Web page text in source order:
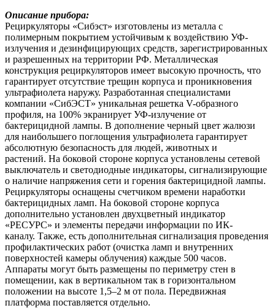
Описание прибора:
Рециркуляторы «Сибэст» изготовлены из металла с
полимерным покрытием устойчивым к воздействию УФ-
излучения и дезинфицирующих средств, зарегистрированных
и разрешенных на территории РФ. Металлическая
конструкция рециркуляторов имеет высокую прочность, что
гарантирует отсутствие трещин корпуса и проникновения
ультрафиолета наружу. Разработанная специалистами
компании «СибЭСТ» уникальная решетка V-образного
профиля, на 100% экранирует УФ-излучение от
бактерицидной лампы. В дополнение черный цвет жалюзи
для наибольшего поглощения ультрафиолета гарантирует
абсолютную безопасность для людей, животных и
растений. На боковой стороне корпуса установлены сетевой
выключатель и светодиодные индикаторы, сигнализирующие
о наличие напряжения сети и горения бактерицидной лампы.
Рециркуляторы оснащены счетчиком времени наработки
бактерицидных ламп. На боковой стороне корпуса
дополнительно установлен двухцветный индикатор
«РЕСУРС» и элементы передачи информации по ИК-
каналу. Также, есть дополнительная сигнализация проведения
профилактических работ (очистка ламп и внутренних
поверхностей камеры облучения) каждые 500 часов.
Аппараты могут быть размещены по периметру стен в
помещении, как в вертикальном так в горизонтальном
положении на высоте 1,5–2 м от пола. Передвижная
платформа поставляется отдельно.